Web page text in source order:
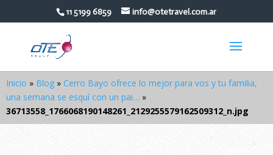
11 5199 6859 info@otetravel.com.ar
Inicio » Blog » Cerro Bayo ofrece lo mejor para vos y tu familia,
una semana se esquí con un pai… »
36713558_1766068190148261_2129255579162509312_n.jpg